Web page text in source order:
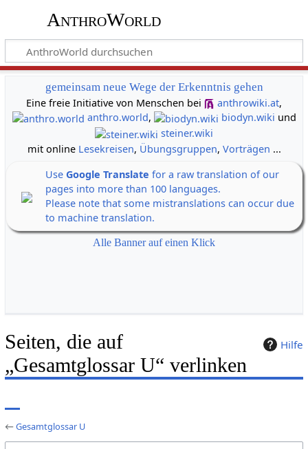
AnthroWorld
gemeinsam neue Wege der Erkenntnis gehen
Eine freie Initiative von Menschen bei
anthrowiki.at,
anthro.world, biodyn.wiki und
steiner.wiki
mit online Lesekreisen, Übungsgruppen, Vorträgen ...
Use Google Translate for a raw translation of our
pages into more than 100 languages.
Please note that some mistranslations can occur due
to machine translation.
Alle Banner auf einen Klick
Hilfe
Seiten, die auf
„Gesamtglossar U“ verlinken
←Gesamtglossar U